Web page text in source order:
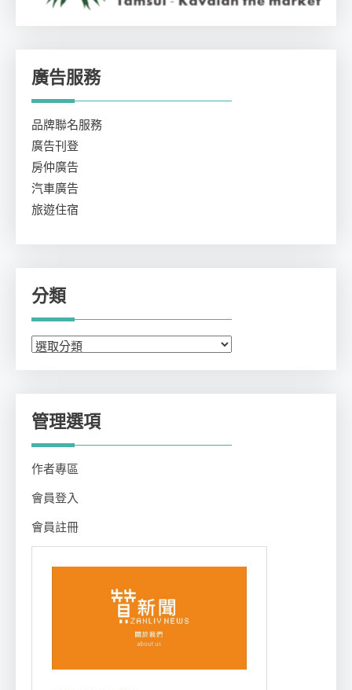
廣告服務
品牌聯名服務
廣告刊登
房仲廣告
汽車廣告
旅遊住宿
分類
分
管理選項
作者專區
會員登入
會員註冊